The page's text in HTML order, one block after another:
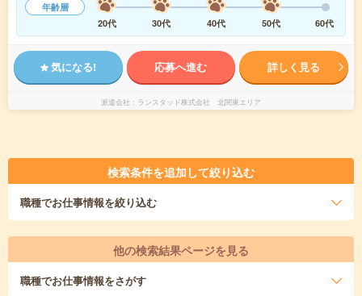
年齢層
20代
30代 40代 50代 60代
気になる! 応募へ進む 詳しく見る
派遣会社 ランスタッド株式会社 北関東エリア
検索条件を追加して絞り込む
職種でお仕事情報を絞り込む
他の検索結果ページを見る
職種でお仕事情報をさがす